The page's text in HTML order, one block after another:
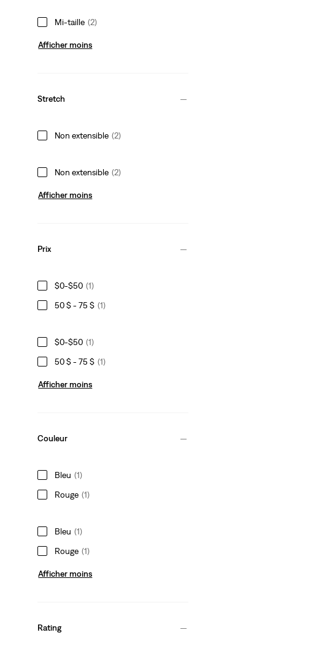
Mi-taille (2)
Afficher moins
Stretch
Non extensible (2)
Non extensible (2)
Afficher moins
Prix
$0-$50 (1)
50 $ - 75 $ (1)
$0-$50 (1)
50 $ - 75 $ (1)
Afficher moins
Couleur
Bleu (1)
Rouge (1)
Bleu (1)
Rouge (1)
Afficher moins
Rating